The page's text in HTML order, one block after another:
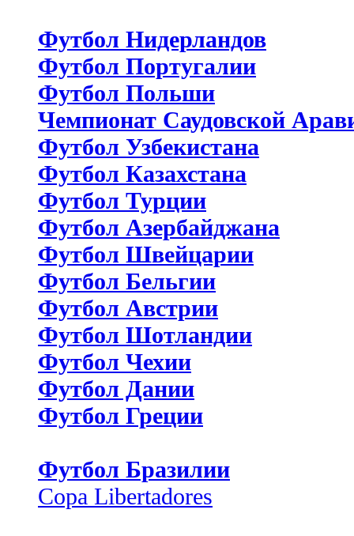
Футбол Нидерландов
Футбол Португалии
Футбол Польши
Чемпионат Саудовской
Футбол Узбекистана
Футбол Казахстана
Футбол Турции
Футбол Азербайджана
Футбол Швейцарии
Футбол Бельгии
Футбол Австрии
Футбол Шотландии
Футбол Чехии
Футбол Дании
Футбол Греции
Футбол Бразилии
Copa Libertadores